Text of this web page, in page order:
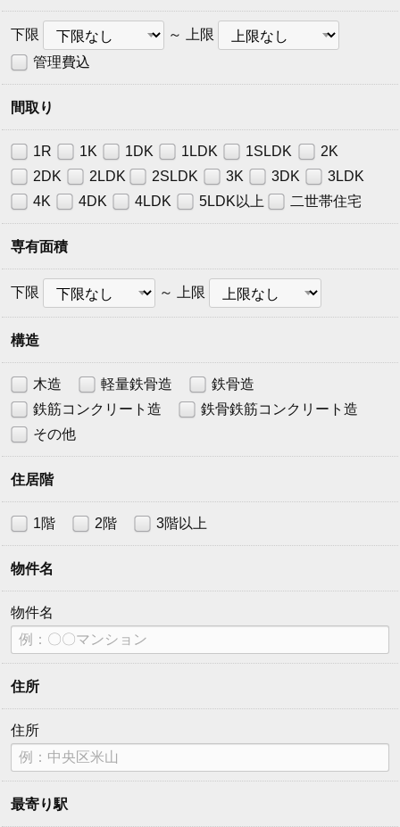
賃
料
下
限
下限 ～
賃
上
上限
管理費込
間取り
1R 1K 1DK 1LDK 1SLDK
2K
2DK
2LDK 2SLDK 3K 3DK
3LDK
4K
4DK 4LDK 5LDK以上 二世帯住宅
専有面積
下
限
下限 ～
上
限
上限
構造
木造 軽量鉄骨造
鉄骨造
鉄筋コンクリート造
鉄骨鉄筋コンクリート造
その他
住居階
1階 2階 3階以上
物件名
物件名
住所
住所
最寄り駅